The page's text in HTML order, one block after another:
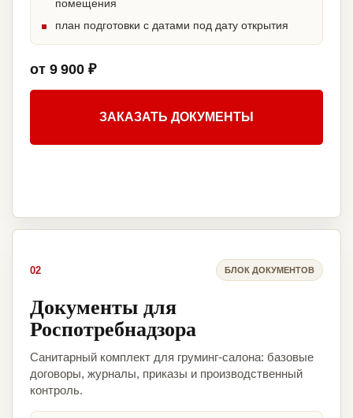
помещения
план подготовки с датами под дату открытия
от 9 900 ₽
ЗАКАЗАТЬ ДОКУМЕНТЫ
02 БЛОК ДОКУМЕНТОВ
Документы для
Роспотребнадзора
Санитарный комплект для груминг-салона: базовые
договоры, журналы, приказы и производственный
контроль.